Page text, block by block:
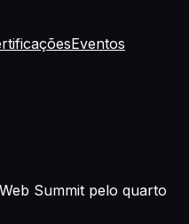
Eventos
Summit pelo quarto